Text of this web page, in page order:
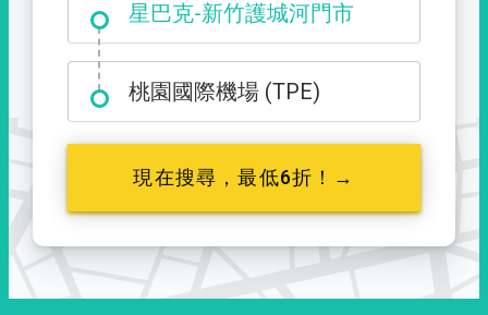
星巴克-新竹護城河門市
桃園國際機場 (TPE)
現在搜尋，最低6折！→